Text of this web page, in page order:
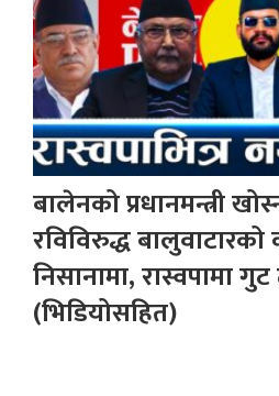
बालेनको प्रधानमन्त्री
रविविरुद्ध बालुवाटारको
निसानामा, रास्वपामा
(भिडियोसहित)